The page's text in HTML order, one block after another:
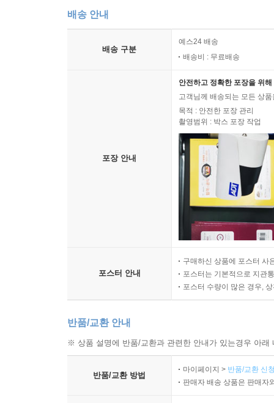
배송 안내
배송 구분
예스24 배송
배송비 : 무료배송
포장 안내
안전하고 정확한 포장을 위
고객님께 배송되는 모든 상
목적 : 안전한 포장 관리
촬영범위 : 박스 포장 작업
포스터 안내
구매하신 상품에 포스터 사
포스터는 기본적으로 지관
포스터 수량이 많은 경우,
반품/교환 안내
※ 상품 설명에 반품/교환과 관련한 안내가 있는경우 아
반품/교환 방법
마이페이지 > 반품/교환 신
판매자 배송 상품은 판매자